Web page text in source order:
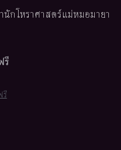
กโหราศาสตร์แม่หมอมายา
รี
รี